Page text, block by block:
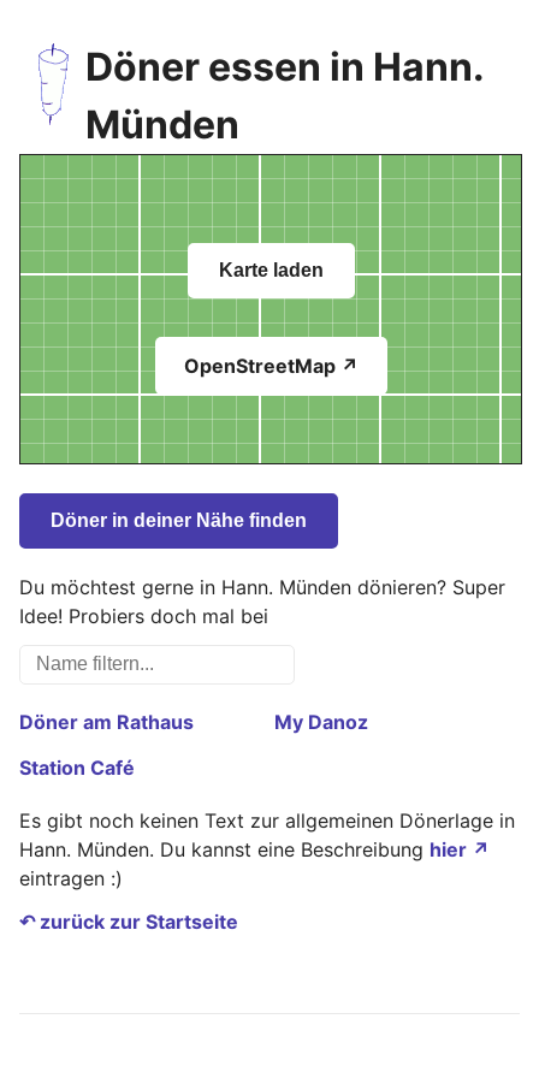
Döner essen in Hann.
Münden
Karte laden
OpenStreetMap ↗
Döner in deiner Nähe finden
Du möchtest gerne in Hann. Münden dönieren? Super
Idee! Probiers doch mal bei
Döner am Rathaus
My Danoz
Station Café
Es gibt noch keinen Text zur allgemeinen Dönerlage in
Hann. Münden. Du kannst eine Beschreibung hier ↗
eintragen :)
↶ zurück zur Startseite